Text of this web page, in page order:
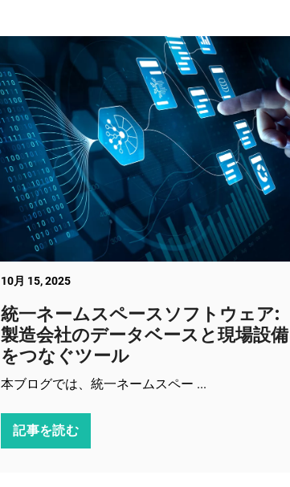
10月 15, 2025
統一ネームスペースソフトウェア:
製造会社のデータベースと現場設備
をつなぐツール
本ブログでは、統一ネームスペー ...
記事を読む